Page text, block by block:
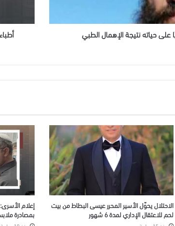
على حياته نتيجة الإهمال الطبي
الاحتلال يحوّل الأسير المحرر عيسى البطاط من بيت
لحم للاعتقال الإداري لمدة 6 شهور
إعلام
بمصادرة